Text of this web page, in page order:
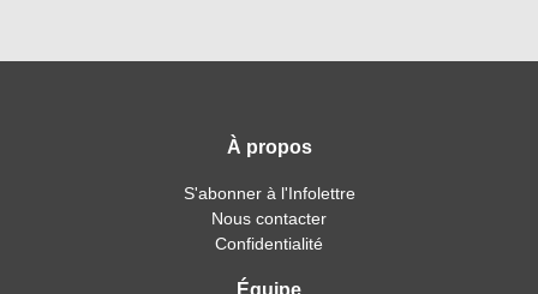
À propos
S'abonner à l'Infolettre
Nous contacter
Confidentialité
Équipe